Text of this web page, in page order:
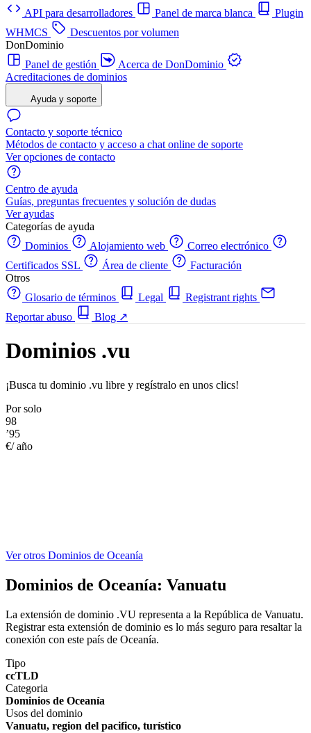
API para desarrolladores
Panel de marca blanca
Plugin
WHMCS
Descuentos por volumen
DonDominio
Panel de gestión
Acerca de DonDominio
Acreditaciones de dominios
Ayuda y soporte
Contacto y soporte técnico
Métodos de contacto y acceso a chat online de soporte
Ver opciones de contacto
Centro de ayuda
Guías, preguntas frecuentes y solución de dudas
Ver ayudas
Categorías de ayuda
Dominios
Alojamiento web
Correo electrónico
Certificados SSL
Área de cliente
Facturación
Otros
Glosario de términos
Legal
Registrant rights
Reportar abuso
Blog ↗
Dominios .vu
¡Busca tu dominio .vu libre y regístralo en unos clics!
Por solo
98
’95
€/ año
Ver otros Dominios de Oceanía
Dominios de Oceanía: Vanuatu
La extensión de dominio .VU representa a la República de Vanuatu.
Registrar esta extensión de dominio es lo más seguro para resaltar la
conexión con este país de Oceanía.
Tipo
ccTLD
Categoria
Dominios de Oceanía
Usos del dominio
Vanuatu, region del pacifico, turístico